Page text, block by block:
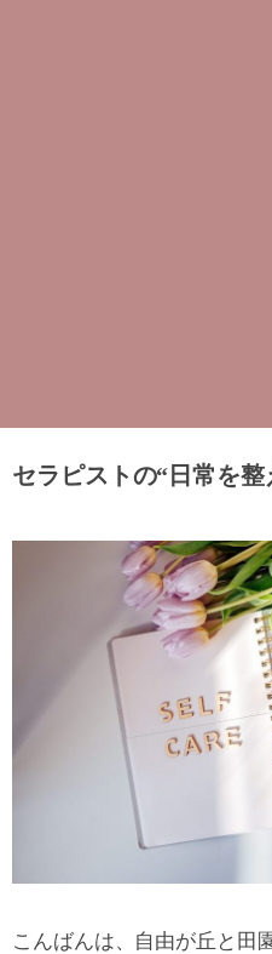
セラピストの“日常を整
こんばんは、自由が丘と田